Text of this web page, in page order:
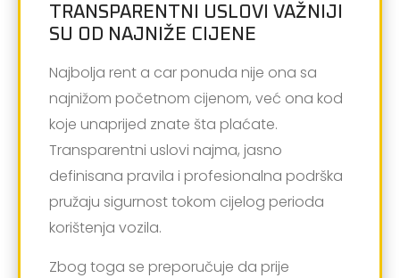
TRANSPARENTNI USLOVI VAŽNIJI
SU OD NAJNIŽE CIJENE
Najbolja rent a car ponuda nije ona sa
najnižom početnom cijenom, već ona kod
koje unaprijed znate šta plaćate.
Transparentni uslovi najma, jasno
definisana pravila i profesionalna podrška
pružaju sigurnost tokom cijelog perioda
korištenja vozila.
Zbog toga se preporučuje da prije